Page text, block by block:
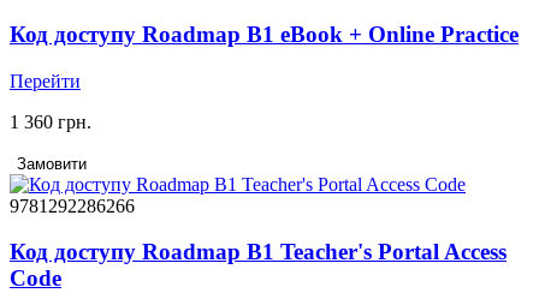
Код доступу Roadmap B1 eBook + Online Practice
Перейти
1 360 грн.
Замовити
9781292286266
Код доступу Roadmap B1 Teacher's Portal Access
Code